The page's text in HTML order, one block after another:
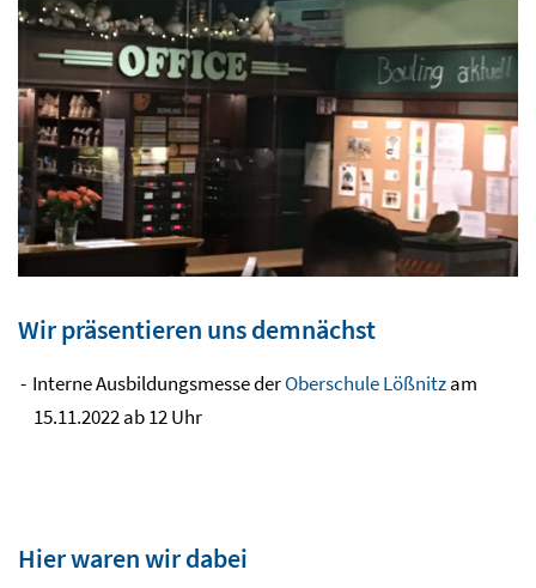
Wir präsentieren uns demnächst
Interne Ausbildungsmesse derOberschule Lößnitzam
15.11.2022 ab 12 Uhr
Hier waren wir dabei